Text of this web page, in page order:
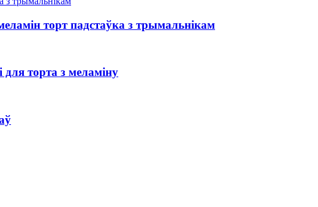
торт падстаўка з трымальнікам
для торта з меламіну